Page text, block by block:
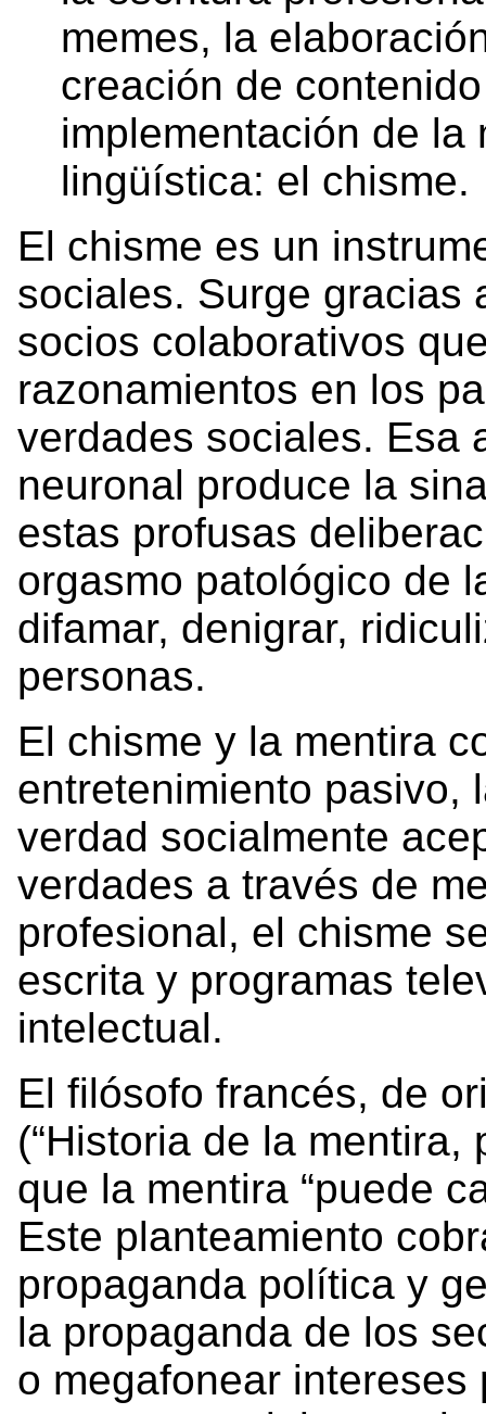
memes, la
creación de
implementación de
lingüística: el chisme.
El chisme es un
sociales. Surge gracias
socios colaborativos
razonamientos en los
verdades sociales. Esa
neuronal produce la
estas profusas
orgasmo patológico de
difamar, denigrar,
personas.
El chisme y la mentira
entretenimiento pasivo,
verdad socialmente
verdades a través de
profesional, el chisme
escrita y programas
intelectual.
El filósofo francés, de
(“Historia de la mentira,
que la mentira “puede
Este planteamiento
propaganda política y
la propaganda de los
o megafonear